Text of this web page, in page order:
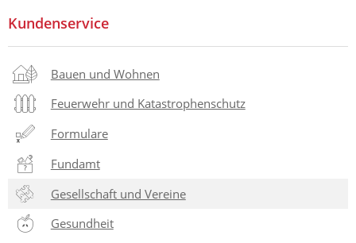
Kundenservice
Bauen und Wohnen
Feuerwehr und Katastrophenschutz
Formulare
Fundamt
Gesellschaft und Vereine
Gesundheit